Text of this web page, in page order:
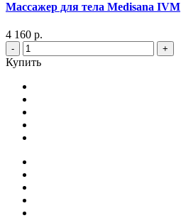
Массажер для тела Medisana IVM
4 160 р.
- +
Купить